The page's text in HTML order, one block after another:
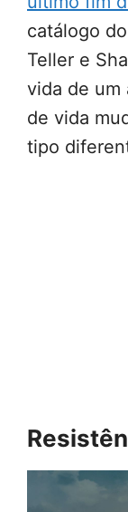
catálogo
Teller e
vida de um
de vida
tipo